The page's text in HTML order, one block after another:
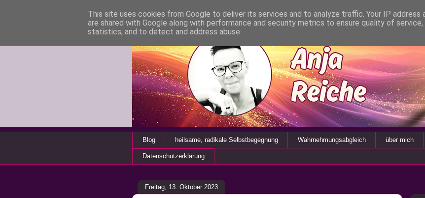
Blog heilsame, radikale Selbstbegegnung Wahrnehmungsabgleich über mich
Datenschutzerklärung
Freitag, 13. Oktober 2023
This site uses cookies from Google to deliver its services and to analyze traffic. Your IP address
are shared with Google along with performance and security metrics to ensure quality of service,
statistics, and to detect and address abuse.